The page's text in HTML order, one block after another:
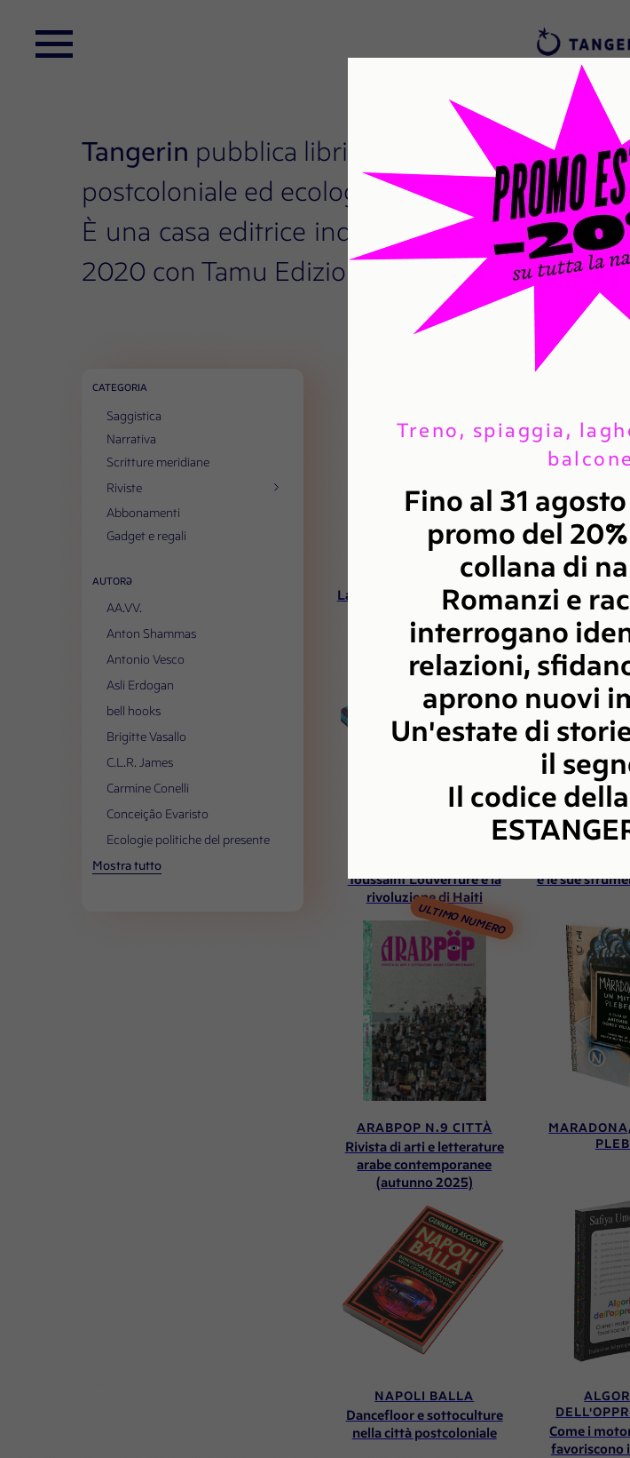
Treno, spiaggia,
Fino al 31
promo del
collana di
Romanzi e
interrogano
relazioni,
aprono nuovi
Un'estate di
il
Il codice
Tangerin pubblica libri che affrontano i temi
postcoloniale ed ecologista come nodi
È una casa editrice indipendente di base a
2020 con Tamu Edizioni.
CATEGORIA
Saggistica
Narrativa
Scritture meridiane
Riviste
Abbonamenti
Gadget e regali
AUTORƏ
AA.VV.
Anton Shammas
Antonio Vesco
Asli Erdogan
bell hooks
Brigitte Vasallo
C.L.R. James
Carmine Conelli
Conceição Evaristo
Ecologie politiche del presente
Mostra tutto
JIN JIYAN AZADI 1
La rivoluzione delle donne in
Kurdistan
LA
Per un
NOVITÀ
Toussaint Louverture e la
rivoluzione di Haiti
e le sue
ULTIMO NUMERO
ARABPOP N.9 CITTÀ
Rivista di arti e letterature
arabe contemporanee
(autunno 2025)
NAPOLI BALLA
Dancefloor e sottoculture
nella città postcoloniale
Come i
favoriscono